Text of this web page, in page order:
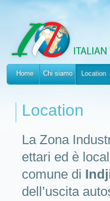
Home Chi siamo Location
Location
La Zona
ettari ed è
comune di
dell’uscita